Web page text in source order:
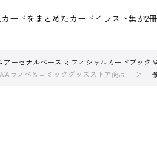
ドをまとめたカードイラスト集が2
ーセナルベース オフィシャルカードブック
ラノベ＆コミックグッズストア商品